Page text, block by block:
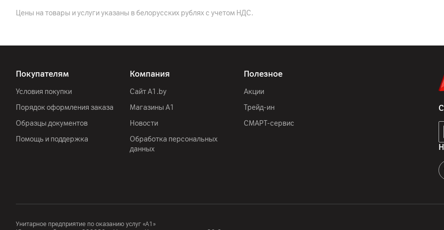
Цвет Черный
Сеть
GSM (2G) 850/900/
Гарантия 12мес.
Импортер
Цены на товары и услуги указаны в белорусских рублях с учетом НДС.
Покупателям
Условия покупки
Порядок оформления заказа
Образцы документов
Помощь и поддержка
Компания
Сайт A1.by
Магазины А1
Новости
Обработка персональных
данных
Полезное
Акции
Трейд-ин
СМАРТ-сервис
Унитарное предприятие по оказанию услуг «А1»